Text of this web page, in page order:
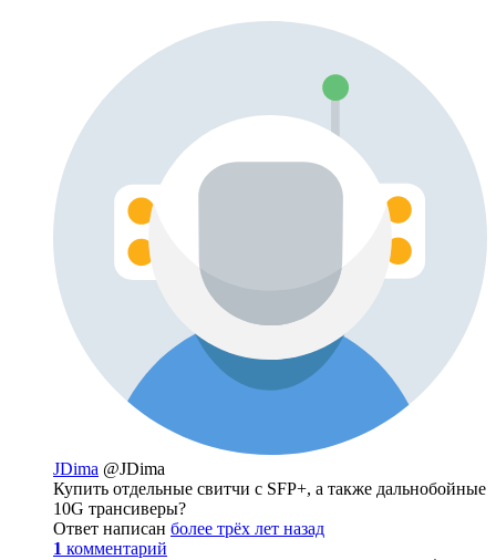
JDima @JDima
Купить отдельные свитчи с SFP+, а также дальнобойные
10G трансиверы?
Ответ написан более трёх лет назад
1 комментарий